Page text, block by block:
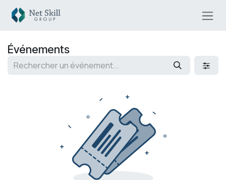
Se rendre au contenu
Événements